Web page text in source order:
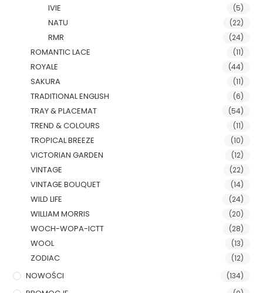
IVIE (5)
NATU (22)
RMR (24)
ROMANTIC LACE (11)
ROYALE (44)
SAKURA (11)
TRADITIONAL ENGLISH (6)
TRAY & PLACEMAT (54)
TREND & COLOURS (11)
TROPICAL BREEZE (10)
VICTORIAN GARDEN (12)
VINTAGE (22)
VINTAGE BOUQUET (14)
WILD LIFE (24)
WILLIAM MORRIS (20)
WOCH-WOPA-ICTT (28)
WOOL (13)
ZODIAC (12)
NOWOŚCI (134)